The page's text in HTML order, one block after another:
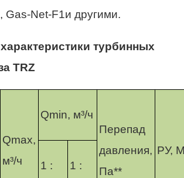
Net-F1и другими.
турбинных
TRZ
Qmaх,
м³/ч
Qmin, м³/ч
Перепад
давления,
Па**
РУ,
1 :
1 :